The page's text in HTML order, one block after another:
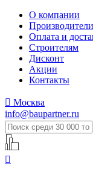
О компании
Производители
Оплата и
Строителям
Дисконт
Акции
Контакты
 Москва
info@baupartner.ru
